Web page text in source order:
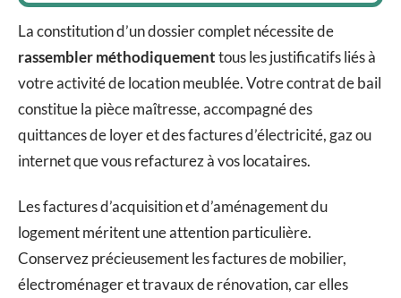
La constitution d’un dossier complet nécessite de
rassembler méthodiquementtous les justificatifs liés à
votre activité de location meublée. Votre contrat de bail
constitue la pièce maîtresse, accompagné des
quittances de loyer et des factures d’électricité, gaz ou
internet que vous refacturez à vos locataires.
Les factures d’acquisition et d’aménagement du
logement méritent une attention particulière.
Conservez précieusement les factures de mobilier,
électroménager et travaux de rénovation, car elles